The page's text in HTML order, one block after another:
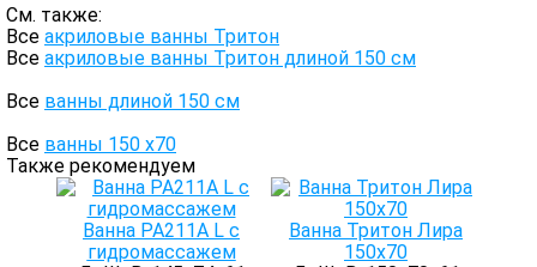
См. также:
Все акриловые ванны Тритон
Все акриловые ванны Тритон длиной 150 см
Все ванны длиной 150 см
Все ванны 150 х70
Также рекомендуем
Ванна PA211A L с
гидромассажем
Ванна Тритон Лира
150х70